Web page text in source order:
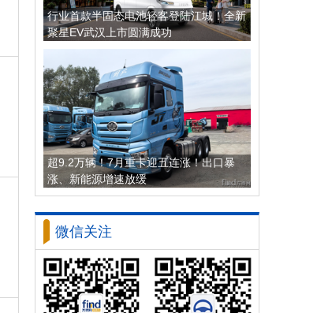
行业首款半固态电池轻客登陆江城！全新
聚星EV武汉上市圆满成功
超9.2万辆！7月重卡迎五连涨！出口暴
涨、新能源增速放缓
微信关注